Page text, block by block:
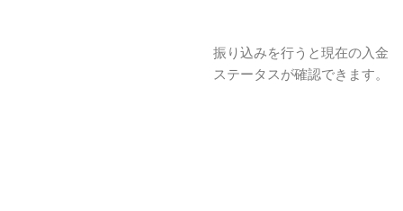
振り込みを行うと現在の入金
ステータスが確認できます。